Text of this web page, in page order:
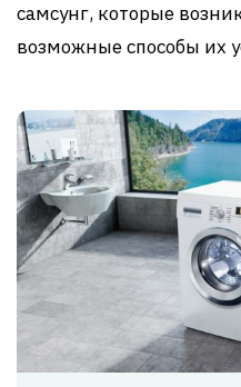
самсунг, которые
возможные способы их